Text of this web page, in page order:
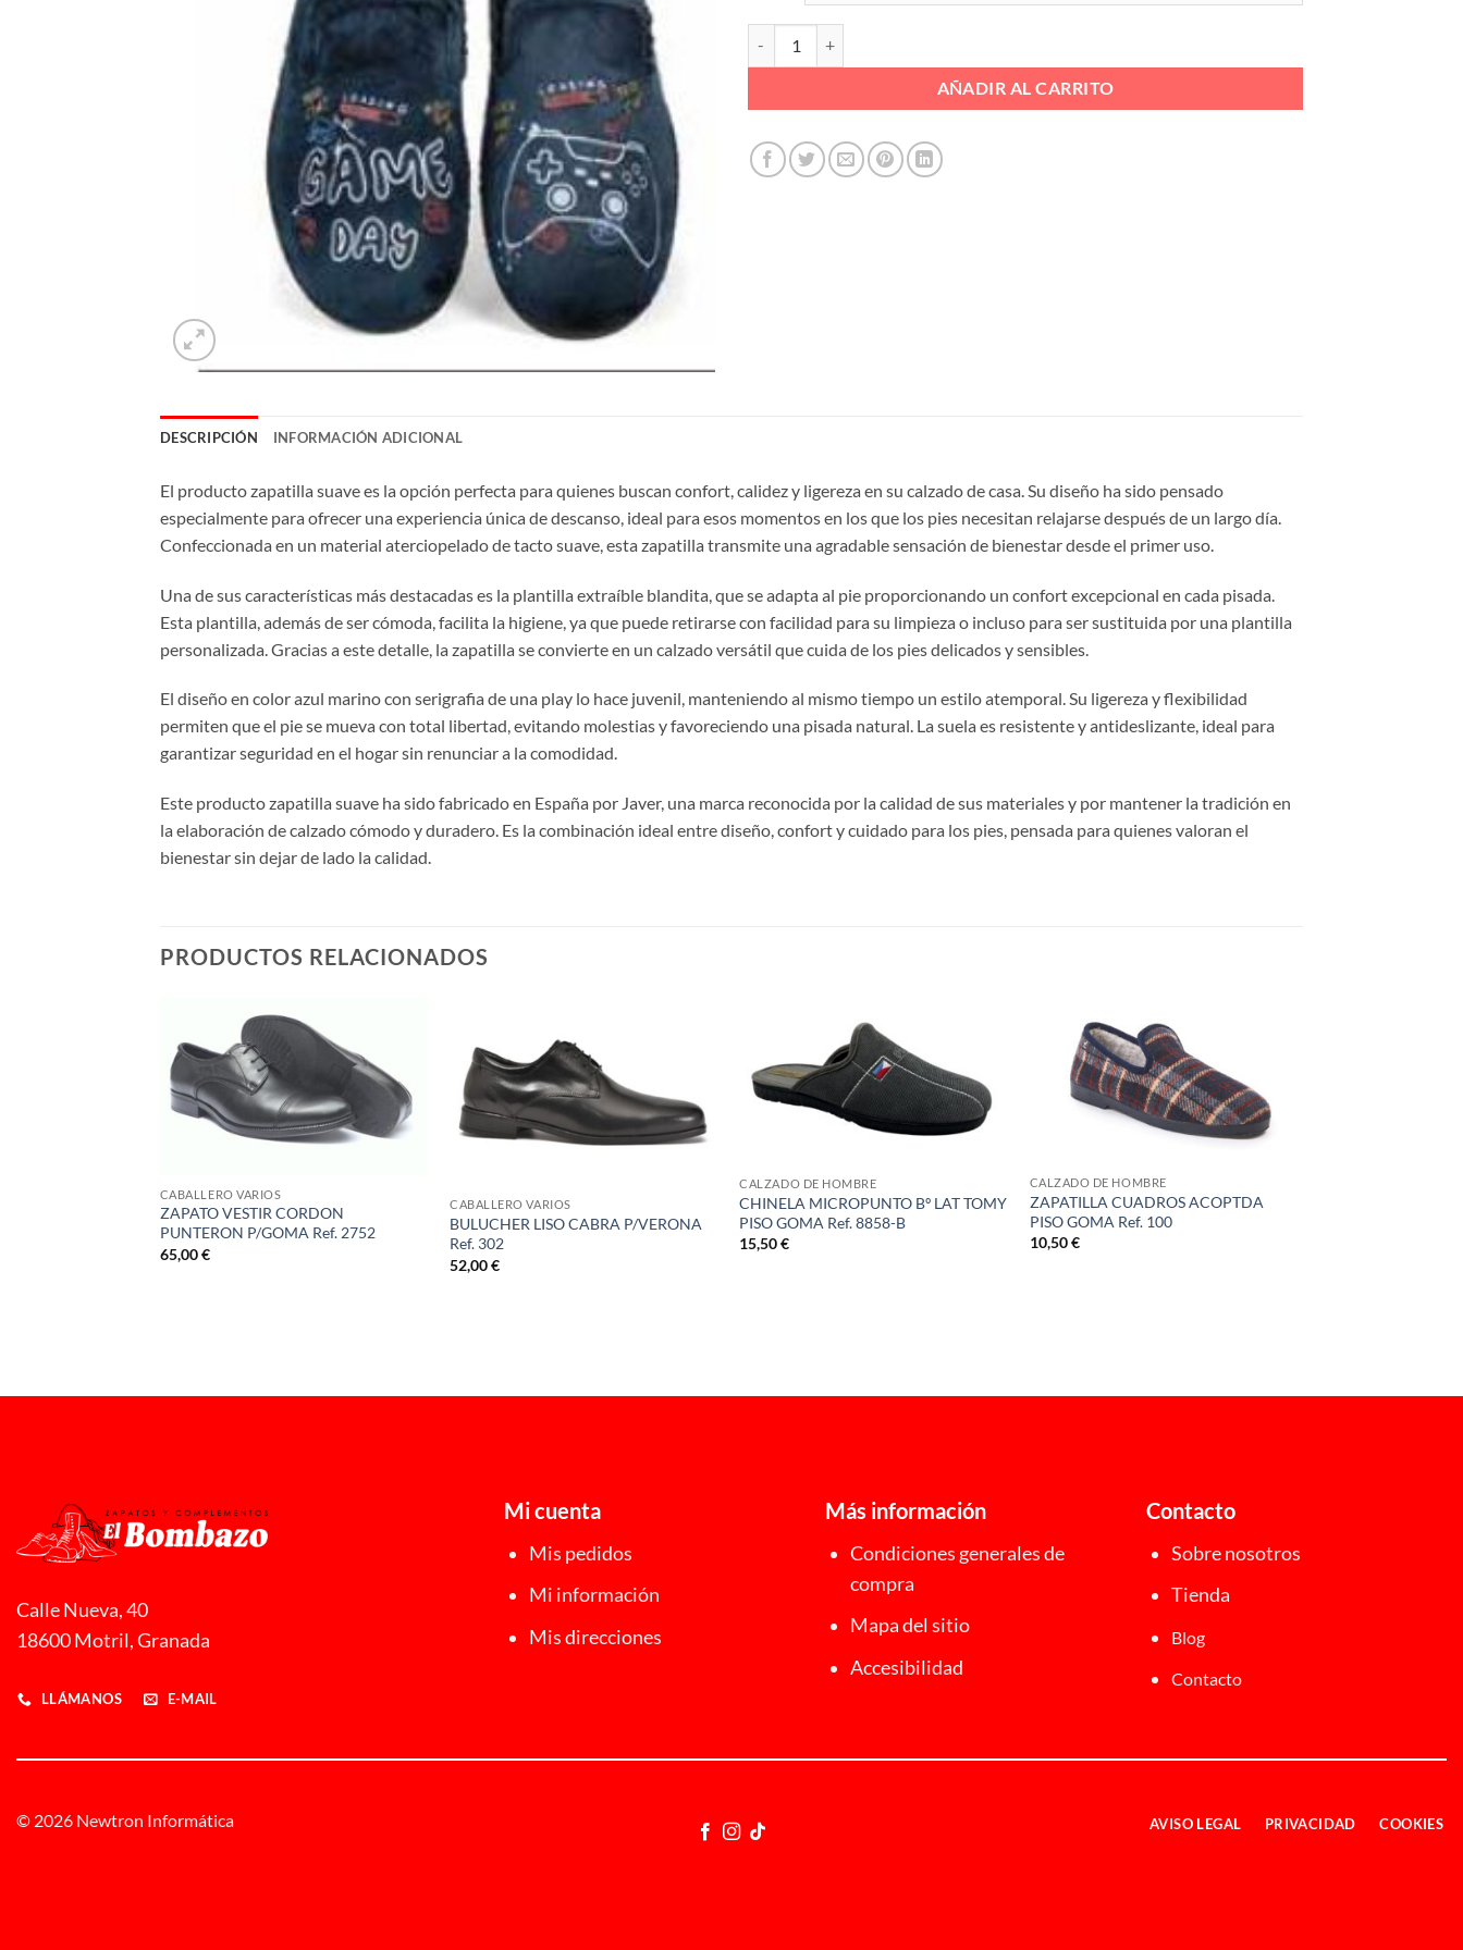
AÑADIR AL CARRITO
DESCRIPCIÓN INFORMACIÓN ADICIONAL
El producto zapatilla suave es la opción perfecta para quienes buscan confort, calidez y ligereza en su calzado de casa. Su diseño ha sido pensado
especialmente para ofrecer una experiencia única de descanso, ideal para esos momentos en los que los pies necesitan relajarse después de un largo día.
Confeccionada en un material aterciopelado de tacto suave, esta zapatilla transmite una agradable sensación de bienestar desde el primer uso.
Una de sus características más destacadas es la plantilla extraíble blandita, que se adapta al pie proporcionando un confort excepcional en cada pisada.
Esta plantilla, además de ser cómoda, facilita la higiene, ya que puede retirarse con facilidad para su limpieza o incluso para ser sustituida por una plantilla
personalizada. Gracias a este detalle, la zapatilla se convierte en un calzado versátil que cuida de los pies delicados y sensibles.
El diseño en color azul marino con serigrafia de una play lo hace juvenil, manteniendo al mismo tiempo un estilo atemporal. Su ligereza y flexibilidad
permiten que el pie se mueva con total libertad, evitando molestias y favoreciendo una pisada natural. La suela es resistente y antideslizante, ideal para
garantizar seguridad en el hogar sin renunciar a la comodidad.
Este producto zapatilla suave ha sido fabricado en España por Javer, una marca reconocida por la calidad de sus materiales y por mantener la tradición en
la elaboración de calzado cómodo y duradero. Es la combinación ideal entre diseño, confort y cuidado para los pies, pensada para quienes valoran el
bienestar sin dejar de lado la calidad.
PRODUCTOS RELACIONADOS
CABALLERO VARIOS
ZAPATO VESTIR CORDON
PUNTERON P/GOMA Ref. 2752
65,00€
CABALLERO VARIOS
BULUCHER LISO CABRA P/VERONA
Ref. 302
52,00€
CALZADO DE HOMBRE
CHINELA MICROPUNTO Bº LAT TOMY
PISO GOMA Ref. 8858-B
15,50€
CALZADO DE HOMBRE
ZAPATILLA CUADROS ACOPTDA
PISO GOMA Ref. 100
10,50€
Calle Nueva, 40
18600 Motril, Granada
LLÁMANOS E-MAIL
Mi cuenta
Mis pedidos
Mi información
Mis direcciones
Más información
Condiciones generales de
compra
Mapa del sitio
Accesibilidad
Contacto
Sobre nosotros
Tienda
Blog
Contacto
© 2026 Newtron Informática AVISO LEGAL PRIVACIDAD COOKIES